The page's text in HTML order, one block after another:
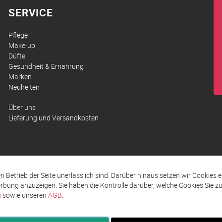
SERVICE
Pflege
Make-up
Düfte
Gesundheit & Ernährung
Marken
Neuheiten
Über uns
Lieferung und Versandkosten
Betrieb der Seite unerlässlich sind. Darüber hinaus setzen wir Cookies
anzuzeigen. Sie haben die Kontrolle darüber, welche Cookies Sie
sowie unserenAGB.